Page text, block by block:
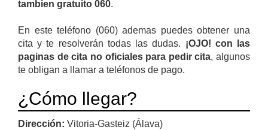
tambien gratuito 060.
En este teléfono (060) ademas puedes obtener una
cita y te resolverán todas las dudas. ¡OJO! con las
paginas de cita no oficiales para pedir cita, algunos
te obligan a llamar a teléfonos de pago.
¿Cómo llegar?
Dirección: Vitoria-Gasteiz (Álava)